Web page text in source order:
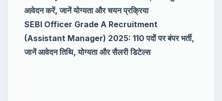
आवेदन करें, जानें योग्यता और चयन प्रक्रिया
SEBI Officer Grade A Recruitment
(Assistant Manager) 2025: 110 पदों पर बंपर भर्ती,
जानें आवेदन तिथि, योग्यता और सैलरी डिटेल्स